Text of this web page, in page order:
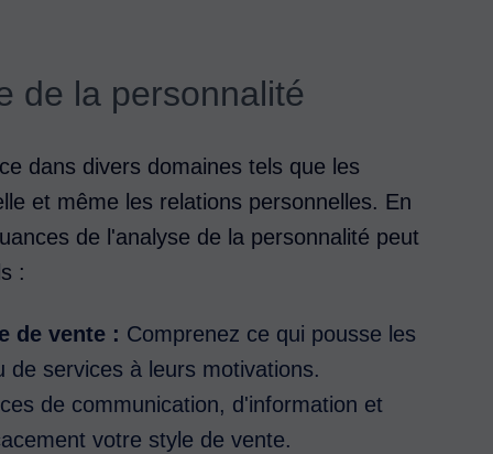
de la personnalité
dans divers domaines tels que les
et même les relations personnelles. En
de l'analyse de la personnalité peut
:
de vente : Comprenez ce qui pousse les
services à leurs motivations.
de communication, d'information et
votre style de vente.